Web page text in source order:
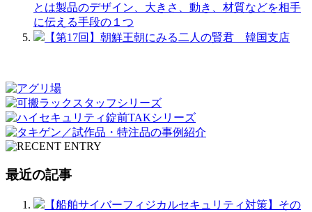
とは製品のデザイン、大きさ、動き、材質などを相手
に伝える手段の１つ
【第17回】朝鮮王朝にみる二人の賢君 韓国支店
最近の記事
【船舶サイバーフィジカルセキュリティ対策】その